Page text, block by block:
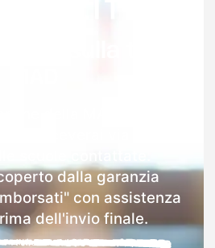
dalla garanzia
con assistenza
dell'invio finale.